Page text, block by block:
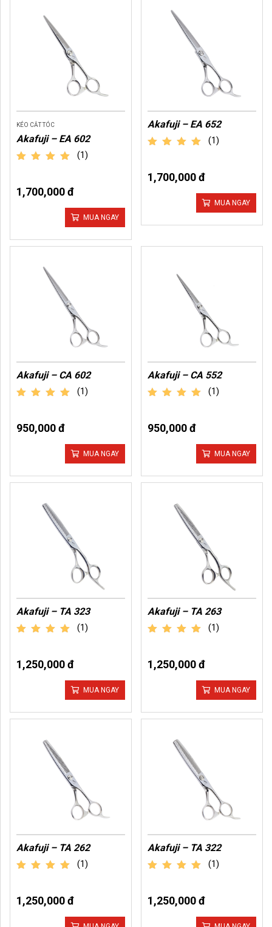
KÉO CẮT TÓC
Akafuji – EA 602
(1)
1,700,000 đ
MUA NGAY
Akafuji – EA 652
(1)
1,700,000 đ
MUA NGAY
Akafuji – CA 602
(1)
950,000 đ
MUA NGAY
Akafuji – CA 552
(1)
950,000 đ
MUA NGAY
Akafuji – TA 323
(1)
1,250,000 đ
MUA NGAY
Akafuji – TA 263
(1)
1,250,000 đ
MUA NGAY
Akafuji – TA 262
(1)
1,250,000 đ
Akafuji – TA 322
(1)
1,250,000 đ